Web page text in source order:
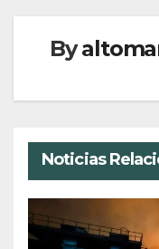
By
Noticias